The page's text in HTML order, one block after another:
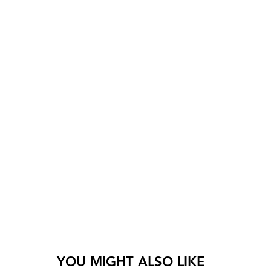
YOU MIGHT ALSO LIKE